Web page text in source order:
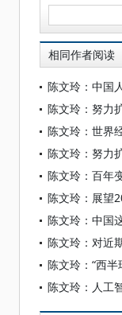
相同作者阅读